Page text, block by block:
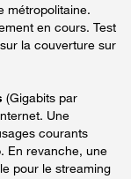
métropolitaine.
en cours. Test
la couverture sur
(Gigabits par
Une
courants
En revanche, une
pour le streaming